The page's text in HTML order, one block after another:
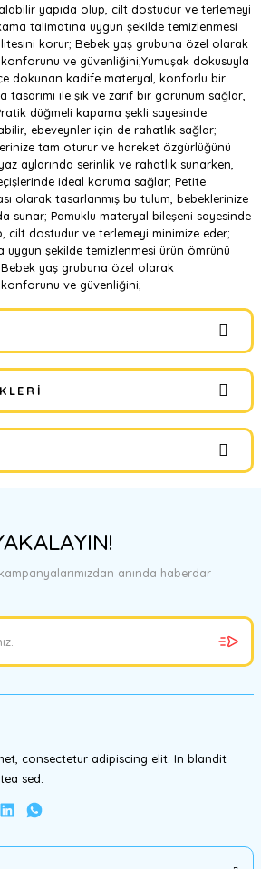
yapıda olup, cilt dostudur ve terlemeyi
talimatına uygun şekilde temizlenmesi
korur; Bebek yaş grubuna özel olarak
ve güvenliğini;Yumuşak dokusuyla
dokunan kadife materyal, konforlu bir
tasarımı ile şık ve zarif bir görünüm sağlar,
düğmeli kapama şekli sayesinde
ebeveynler için de rahatlık sağlar;
tam oturur ve hareket özgürlüğünü
aylarında serinlik ve rahatlık sunarken,
ideal koruma sağlar; Petite
olarak tasarlanmış bu tulum, bebeklerinize
sunar; Pamuklu materyal bileşeni sayesinde
cilt dostudur ve terlemeyi minimize eder;
uygun şekilde temizlenmesi ürün ömrünü
yaş grubuna özel olarak
ve güvenliğini;
ilk yorumu siz yapın!
teşekkür ederiz.
veya görüntülenemiyor.
bulunuyor.
anında haberdar
consectetur adipiscing elit. In blandit
sed.